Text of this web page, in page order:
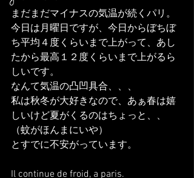
まだまだマイナスの気温が続くパリ。
今日は月曜日ですが、今日からぼちぼ
ち平均４度くらいまで上がって、あし
たから最高１２度くらいまで上がるら
しいです。
なんて気温の凸凹具合、、、
私は秋冬が大好きなので、あぁ春は嬉
しいけど夏がくるのはちょっと、、
（蚊がほんまにいや）
とすでに不安がっています。
Il continue de froid, a paris.